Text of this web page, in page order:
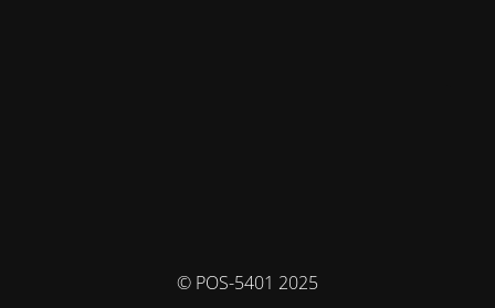
© POS-5401 2025